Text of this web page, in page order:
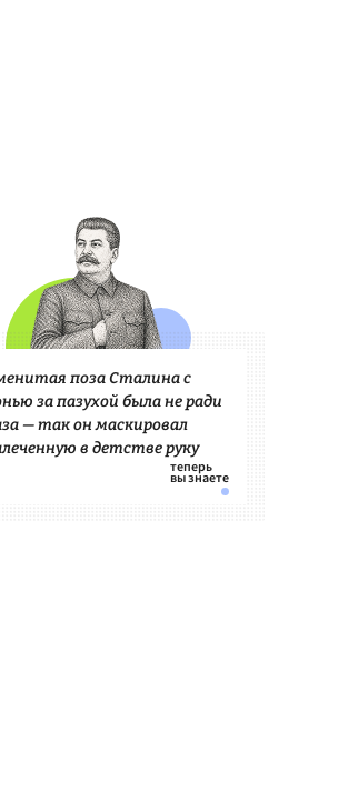
поза Сталина с
за пазухой была не ради
— так он маскировал
в детстве руку